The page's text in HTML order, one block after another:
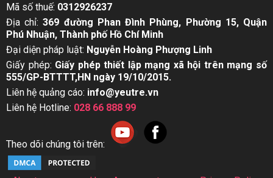
Mã số thuế: 0312926237
Địa chỉ:369 đường Phan Đình Phùng, Phường 15, Quận
Phú Nhuận, Thành phố Hồ Chí Minh
Đại diện pháp luật: Nguyễn Hoàng Phượng Linh
Giấy phép: Giấy phép thiết lập mạng xã hội trên mạng số
555/GP-BTTTT,HN ngày 19/10/2015.
Liên hệ quảng cáo: info@yeutre.vn
Liên hệ Hotline: 028 66 888 99
Theo dõi chúng tôi trên: